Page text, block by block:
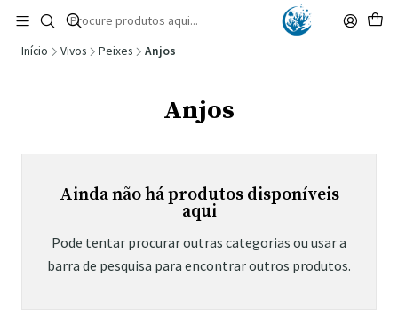
🚚 Portugal Continental: Portes Grátis desde 149,90€ (Envio extresso: 14,90€)
Ler mais
Início Vivos Peixes Anjos
Anjos
Ainda não há produtos disponíveis
aqui
Pode tentar procurar outras categorias ou usar a
barra de pesquisa para encontrar outros produtos.